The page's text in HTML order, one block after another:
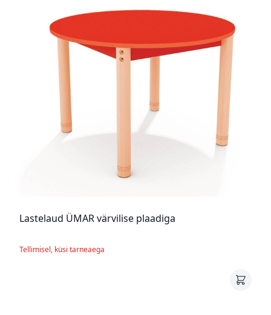
Lastelaud ÜMAR värvilise plaadiga
Tellimisel, küsi tarneaega